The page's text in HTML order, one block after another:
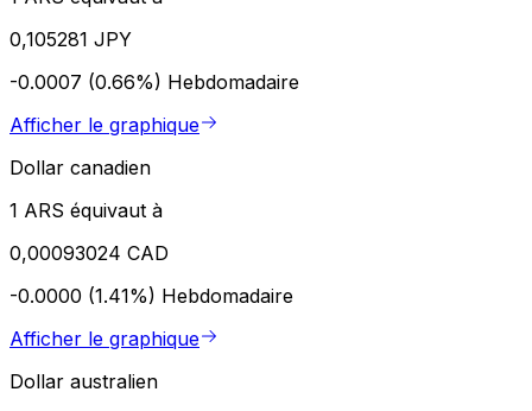
0,105281 JPY
-0.0007 (0.66%) Hebdomadaire
Afficher le graphique
Dollar canadien
1 ARS équivaut à
0,00093024 CAD
-0.0000 (1.41%) Hebdomadaire
Afficher le graphique
Dollar australien